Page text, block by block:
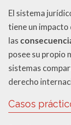
El sistema
tiene un impacto
las
posee su propio
sistemas
derecho
Casos